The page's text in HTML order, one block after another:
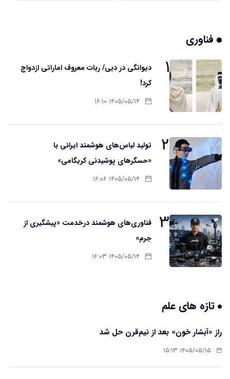
فناوری
۱
دیوانگی در دبی/ ربات معروف اماراتی ازدواج
کرد!
۱۴۰۵/۰۵/۱۴ ۱۶:۱۰
۲
تولید لباس‌های هوشمند ایرانی با
«حسگرهای پوشیدنی کریگامی»
۱۴۰۵/۰۵/۱۴ ۱۶:۰۶
۳
فناوری‌های هوشمند درخدمت «پیشگیری از
جرم»
۱۴۰۵/۰۵/۱۴ ۱۶:۰۳
تازه های علم
راز «آبشار خون» بعد از نیم‌قرن حل شد
۱۴۰۵/۰۵/۱۵ ۱۵:۱۳